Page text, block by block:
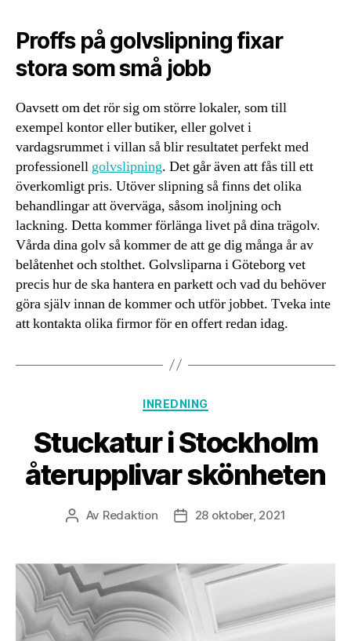
Proffs på golvslipning fixar
stora som små jobb
Oavsett om det rör sig om större lokaler, som till
exempel kontor eller butiker, eller golvet i
vardagsrummet i villan så blir resultatet perfekt med
professionell golvslipning. Det går även att fås till ett
överkomligt pris. Utöver slipning så finns det olika
behandlingar att överväga, såsom inoljning och
lackning. Detta kommer förlänga livet på dina trägolv.
Vårda dina golv så kommer de att ge dig många år av
belåtenhet och stolthet. Golvsliparna i Göteborg vet
precis hur de ska hantera en parkett och vad du behöver
göra själv innan de kommer och utför jobbet. Tveka inte
att kontakta olika firmor för en offert redan idag.
Kategorier
INREDNING
Stuckatur i Stockholm
återupplivar skönheten
Inläggsförfattare
Av Redaktion Inläggsdatum
28 oktober, 2021